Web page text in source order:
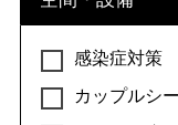
感染症対策
カップルシ